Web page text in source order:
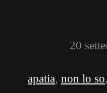
20
apatia, non lo so,